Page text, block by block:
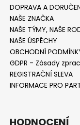
DOPRAVA A
NAŠE ZNAČKA
NAŠE TÝMY, NAŠE
NAŠE ÚSPĚCHY
OBCHODNÍ
GDPR - Zásady
REGISTRAČNÍ SLEVA
INFORMACE PRO
HODNOCENÍ